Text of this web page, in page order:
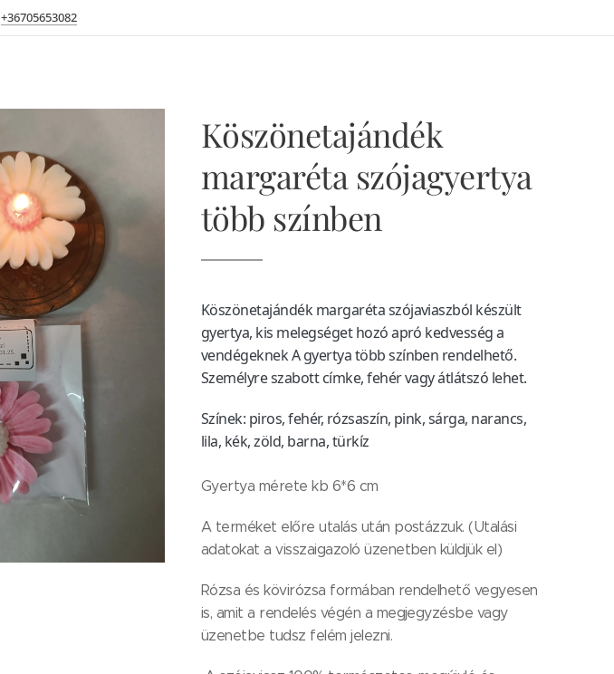
+36705653082
Köszönetajándék
margaréta szójagyertya
több színben
Köszönetajándék margaréta szójaviaszból készült
gyertya, kis melegséget hozó apró kedvesség a
vendégeknek A gyertya több színben rendelhető.
Személyre szabott címke, fehér vagy átlátszó lehet.
Színek: piros, fehér, rózsaszín, pink, sárga, narancs,
lila, kék, zöld, barna, türkíz
Gyertya mérete kb 6*6 cm
A terméket előre utalás után postázzuk. (Utalási
adatokat a visszaigazoló üzenetben küldjük el)
Rózsa és kövirózsa formában rendelhető vegyesen
is, amit a rendelés végén a megjegyzésbe vagy
üzenetbe tudsz felém jelezni.